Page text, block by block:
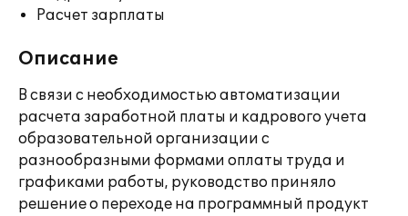
Расчет зарплаты
Описание
В связи с необходимостью автоматизации
расчета заработной платы и кадрового учета
образовательной организации с
разнообразными формами оплаты труда и
графиками работы, руководство приняло
решение о переходе на программный продукт